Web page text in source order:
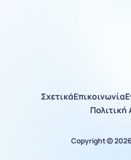
ΣχετικάΕπικοινωνία
Copyright ©